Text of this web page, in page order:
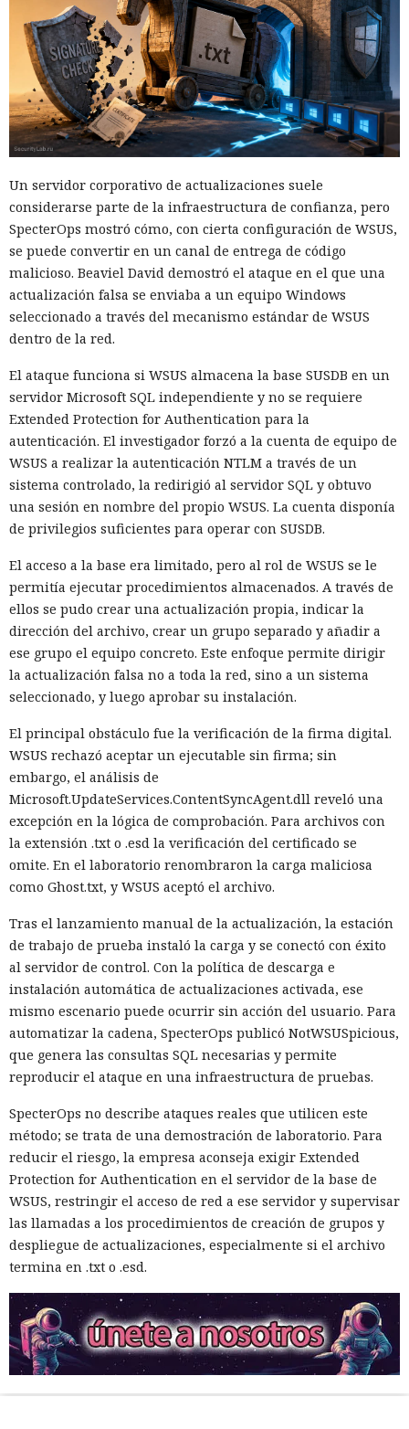
Un servidor corporativo de actualizaciones suele
considerarse parte de la infraestructura de confianza, pero
SpecterOps mostró cómo, con cierta configuración de WSUS,
se puede convertir en un canal de entrega de código
malicioso. Beaviel David demostró el ataque en el que una
actualización falsa se enviaba a un equipo Windows
seleccionado a través del mecanismo estándar de WSUS
dentro de la red.
El ataque funciona si WSUS almacena la base SUSDB en un
servidor Microsoft SQL independiente y no se requiere
Extended Protection for Authentication para la
autenticación. El investigador forzó a la cuenta de equipo de
WSUS a realizar la autenticación NTLM a través de un
sistema controlado, la redirigió al servidor SQL y obtuvo
una sesión en nombre del propio WSUS. La cuenta disponía
de privilegios suficientes para operar con SUSDB.
El acceso a la base era limitado, pero al rol de WSUS se le
permitía ejecutar procedimientos almacenados. A través de
ellos se pudo crear una actualización propia, indicar la
dirección del archivo, crear un grupo separado y añadir a
ese grupo el equipo concreto. Este enfoque permite dirigir
la actualización falsa no a toda la red, sino a un sistema
seleccionado, y luego aprobar su instalación.
El principal obstáculo fue la verificación de la firma digital.
WSUS rechazó aceptar un ejecutable sin firma; sin
embargo, el análisis de
Microsoft.UpdateServices.ContentSyncAgent.dll reveló una
excepción en la lógica de comprobación. Para archivos con
la extensión .txt o .esd la verificación del certificado se
omite. En el laboratorio renombraron la carga maliciosa
como Ghost.txt, y WSUS aceptó el archivo.
Tras el lanzamiento manual de la actualización, la estación
de trabajo de prueba instaló la carga y se conectó con éxito
al servidor de control. Con la política de descarga e
instalación automática de actualizaciones activada, ese
mismo escenario puede ocurrir sin acción del usuario. Para
automatizar la cadena, SpecterOps publicó NotWSUSpicious,
que genera las consultas SQL necesarias y permite
reproducir el ataque en una infraestructura de pruebas.
SpecterOps no describe ataques reales que utilicen este
método; se trata de una demostración de laboratorio. Para
reducir el riesgo, la empresa aconseja exigir Extended
Protection for Authentication en el servidor de la base de
WSUS, restringir el acceso de red a ese servidor y supervisar
las llamadas a los procedimientos de creación de grupos y
despliegue de actualizaciones, especialmente si el archivo
termina en .txt o .esd.